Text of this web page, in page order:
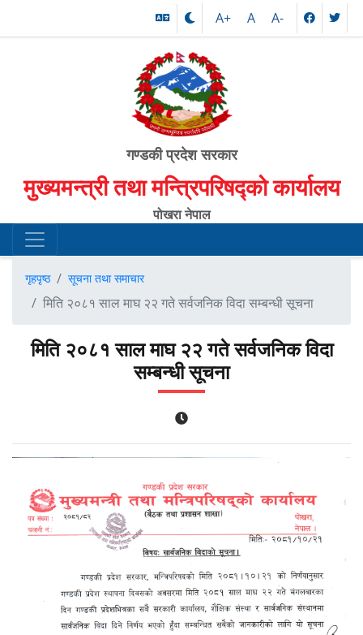
A+ A A-
गण्डकी प्रदेश सरकार
मुख्यमन्त्री तथा मन्त्रिपरिषद्को कार्यालय
पोखरा नेपाल
गृहपृष्ठ सूचना तथा समाचार
मिति २०८१ साल माघ २२ गते सर्वजनिक विदा सम्बन्धी सूचना
मिति २०८१ साल माघ २२ गते सर्वजनिक विदा
सम्बन्धी सूचना